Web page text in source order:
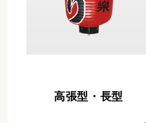
高張型・長型